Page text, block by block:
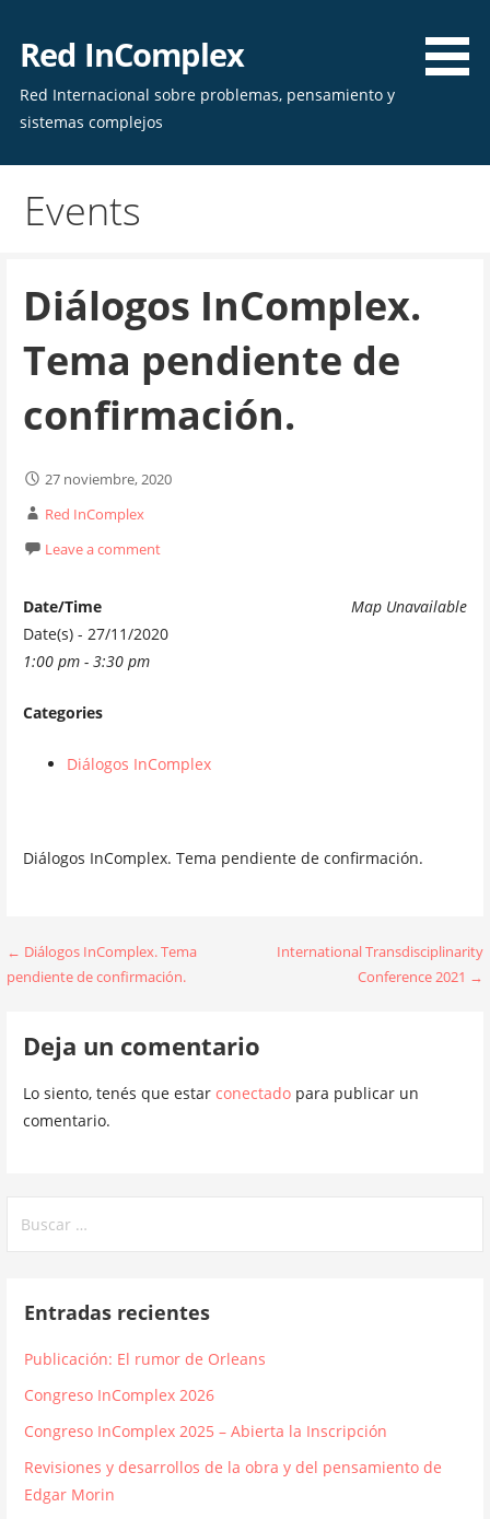
content
Red InComplex
Red Internacional sobre problemas, pensamiento y
sistemas complejos
Events
Diálogos InComplex.
Tema pendiente de
confirmación.
27 noviembre, 2020
Red InComplex
Leave a comment
Map Unavailable
Date/Time
Date(s) - 27/11/2020
1:00 pm - 3:30 pm
Categories
Diálogos InComplex
Diálogos InComplex. Tema pendiente de confirmación.
Navegación
de
entradas
← Diálogos InComplex. Tema
pendiente de confirmación.
International Transdisciplinarity
Conference 2021 →
Deja un comentario
Lo siento, tenés que estar conectadopara publicar un
comentario.
Entradas recientes
Publicación: El rumor de Orleans
Congreso InComplex 2026
Congreso InComplex 2025 – Abierta la Inscripción
Revisiones y desarrollos de la obra y del pensamiento de
Edgar Morin